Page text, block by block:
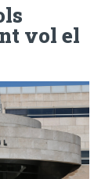
vol el